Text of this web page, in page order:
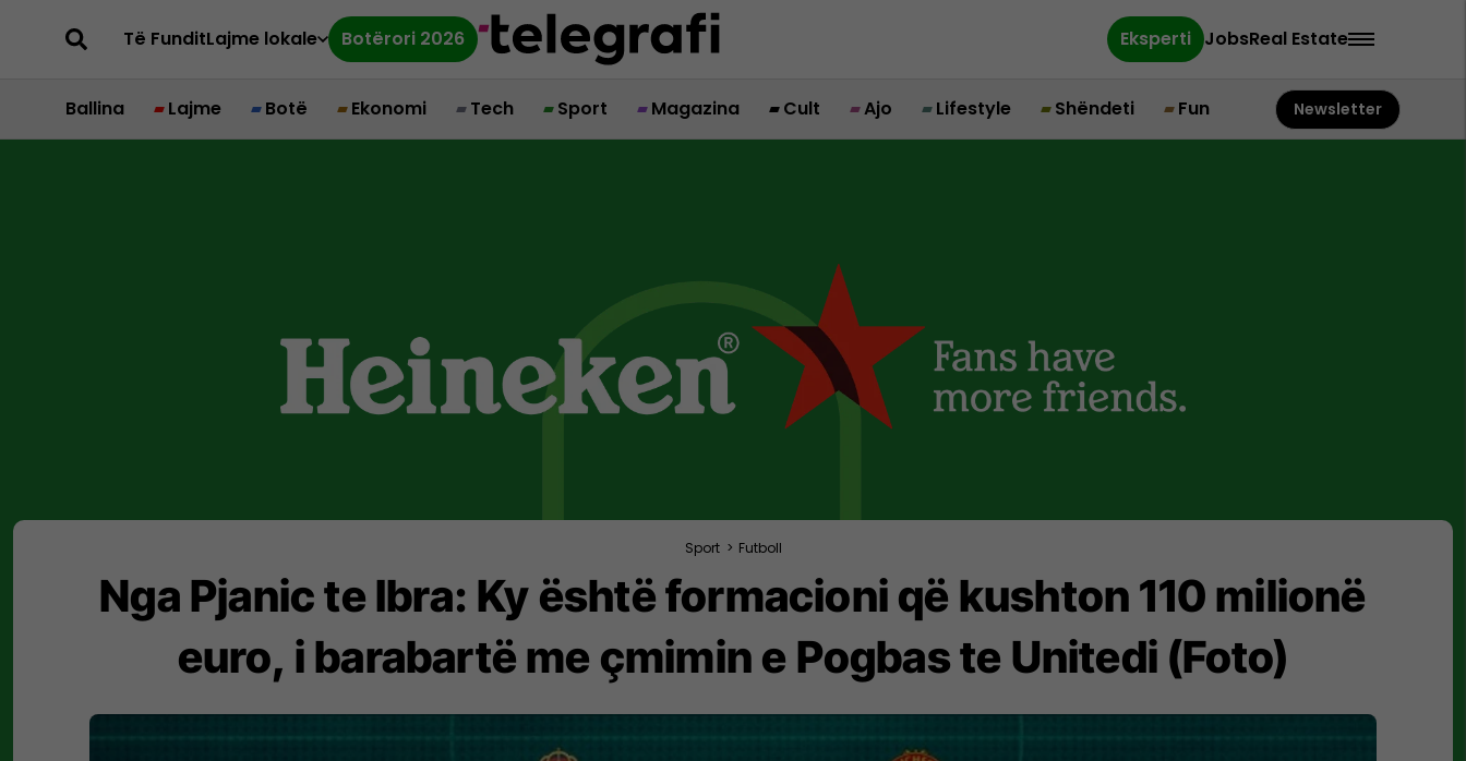
Të FunditLajme lokale Botërori 2026 Eksperti JobsReal Estate
Ballina Lajme Botë Ekonomi Tech Sport Magazina Cult Ajo Lifestyle Shëndeti Fun Newsletter
Sport > Futboll
Nga Pjanic te Ibra: Ky është formacioni që kushton 110 milionë
euro, i barabartë me çmimin e Pogbas te Unitedi (Foto)